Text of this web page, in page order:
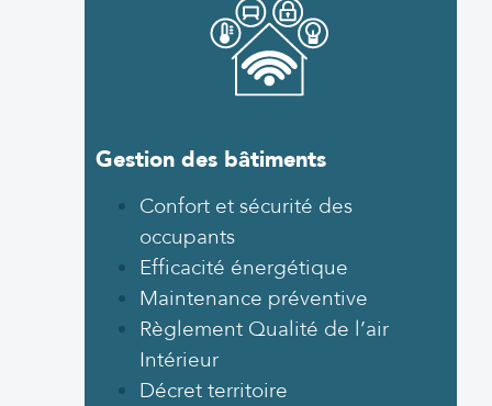
Gestion des bâtiments
Confort et sécurité des
occupants
Efficacité énergétique
Maintenance préventive
Règlement Qualité de l’air
Intérieur
Décret territoire